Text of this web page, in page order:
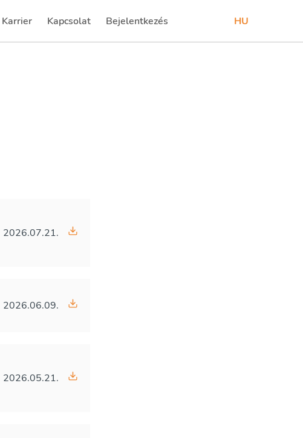
Karrier
(current) Kapcsolat Bejelentkezés
(current) HU
2026.07.21.
2026.06.09.
2026.05.21.